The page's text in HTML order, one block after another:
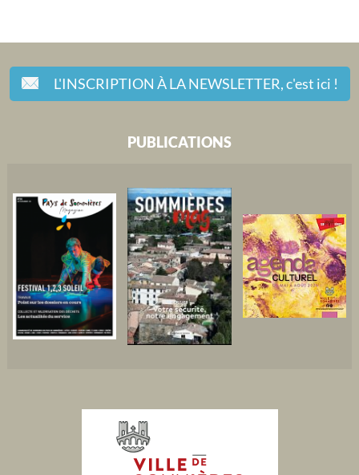
L'INSCRIPTION À LA NEWSLETTER,c'est ici !
PUBLICATIONS